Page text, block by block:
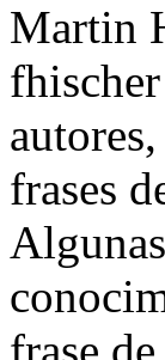
Martin
frases